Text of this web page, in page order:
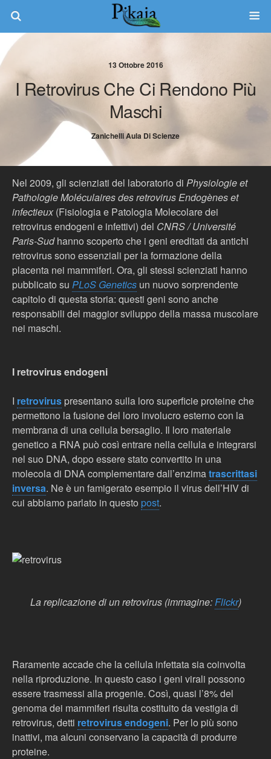
13 Ottobre 2016
I Retrovirus Che Ci Rendono Più
Maschi
Zanichelli Aula Di Scienze
Nel 2009, gli scienziati del laboratorio di Physiologie et
Pathologie Moléculaires des retrovirus Endogènes et
infectieux(Fisiologia e Patologia Molecolare dei
retrovirus endogeni e infettivi) del CNRS / Université
Paris-Sudhanno scoperto che i geni ereditati da antichi
retrovirus sono essenziali per la formazione della
placenta nei mammiferi. Ora, gli stessi scienziati hanno
pubblicato su PLoS Genetics un nuovo sorprendente
capitolo di questa storia: questi geni sono anche
responsabili del maggior sviluppo della massa muscolare
nei maschi.
I retrovirus endogeni
I retrovirus presentano sulla loro superficie proteine che
permettono la fusione del loro involucro esterno con la
membrana di una cellula bersaglio. Il loro materiale
genetico a RNA può così entrare nella cellula e integrarsi
nel suo DNA, dopo essere stato convertito in una
molecola di DNA complementare dall’enzimatrascrittasi
inversa. Ne è un famigerato esempio il virus dell’HIV di
cui abbiamo parlato in questo post.
La replicazione di un retrovirus (immagine:Flickr)
Raramente accade che la cellula infettata sia coinvolta
nella riproduzione. In questo caso i geni virali possono
essere trasmessi alla progenie. Così, quasi l’8% del
genoma dei mammiferi risulta costituito da vestigia di
retrovirus, detti retrovirus endogeni. Per lo più sono
inattivi, ma alcuni conservano la capacità di produrre
proteine.